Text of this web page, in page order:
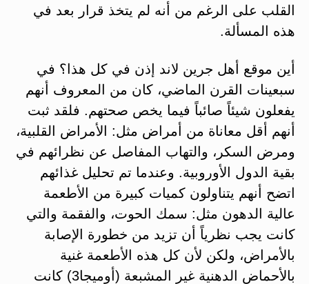
القلب على الرغم من أنه لم يتخذ قرار بعد في
هذه المسألة.
أين موقع أهل جرين لاند إذن في كل هذا؟ في
سبعينات القرن الماضي، كان من المعروف أنهم
يفعلون شيئاً صائباً فيما يخص صحتهم. فلقد ثبت
أنهم أقل معاناة من أمراض مثل: الأمراض القلبية،
ومرض السكر، والتهاب المفاصل عن نظرائهم في
بقية الدول الأوروبية. وعندما تم تحليل غذائهم
اتضح أنهم يتناولون كميات كبيرة من الأطعمة
عالية الدهون مثل: سمك الحوت، والفقمة والتي
كانت يجب نظرياً أن تزيد من خطورة الإصابة
بالأمراض، ولكن لأن كل هذه الأطعمة غنية
بالأحماض الدهنية غير المشبعة (أوميجا3) كانت